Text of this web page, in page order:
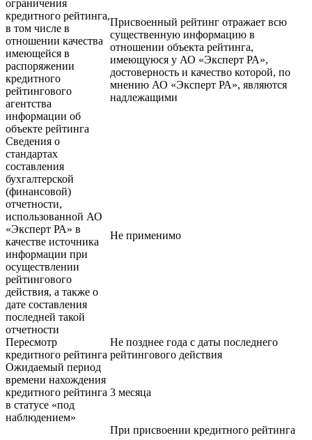
ограничения
кредитного рейтинга,
в том числе в
отношении качества
имеющейся в
распоряжении
кредитного
рейтингового
агентства
информации об
объекте рейтинга
Присвоенный рейтинг отражает всю
существенную информацию в
отношении объекта рейтинга,
имеющуюся у АО «Эксперт РА»,
достоверность и качество которой, по
мнению АО «Эксперт РА», являются
надлежащими
Сведения о
стандартах
составления
бухгалтерской
(финансовой)
отчетности,
использованной АО
«Эксперт РА» в
качестве источника
информации при
осуществлении
рейтингового
действия, а также о
дате составления
последней такой
отчетности
Не применимо
Пересмотр
кредитного рейтинга
Не позднее года с даты последнего
рейтингового действия
Ожидаемый период
времени нахождения
кредитного рейтинга
в статусе «под
наблюдением»
3 месяца
При присвоении кредитного рейтинга